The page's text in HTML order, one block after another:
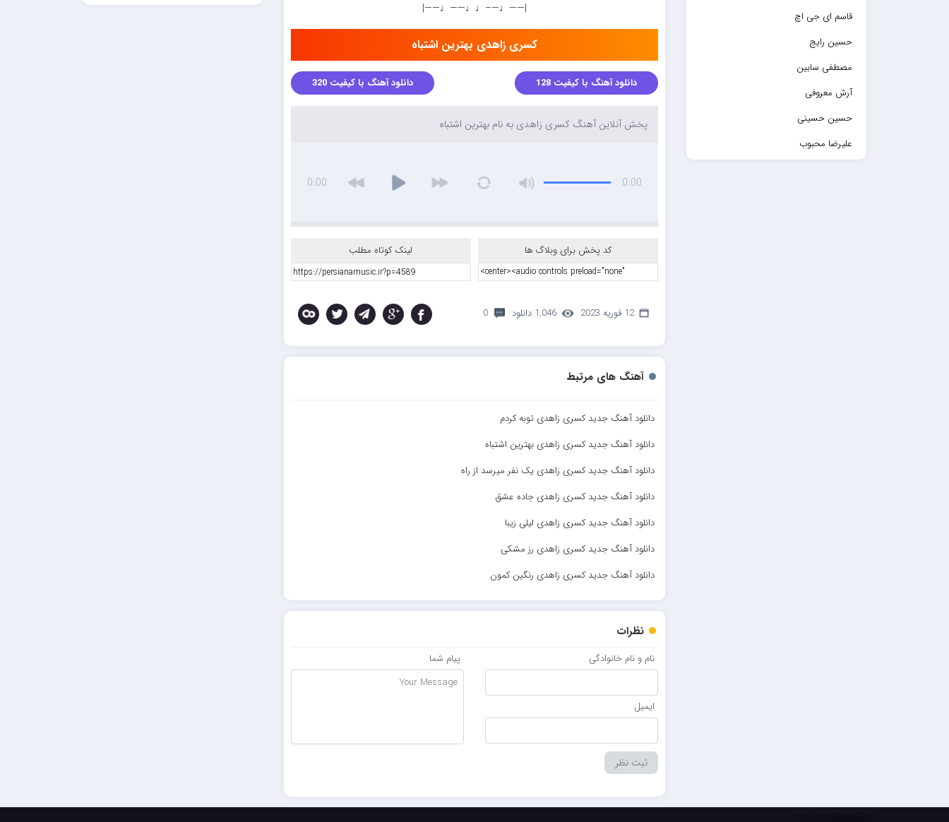
قاسم ای جی اچ
حسین رایج
مصطفی سابین
آرش معروفی
حسین حسینی
علیرضا محبوب
|——♩—–♩♩——♩——|
کسری زاهدی بهترین اشتباه
دانلود آهنگ با کیفیت 128 دانلود آهنگ با کیفیت 320
پخش آنلاین آهنگ کسری زاهدی به نام بهترین اشتباه
0:00
0:00
کد پخش برای وبلاگ ها لینک کوتاه مطلب
12 فوریه 2023 1,046 دانلود 0
آهنگ های مرتبط
دانلود آهنگ جدید کسری زاهدی توبه کردم
دانلود آهنگ جدید کسری زاهدی بهترین اشتباه
دانلود آهنگ جدید کسری زاهدی یک نفر میرسد از راه
دانلود آهنگ جدید کسری زاهدی جاده عشق
دانلود آهنگ جدید کسری زاهدی لیلی زیبا
دانلود آهنگ جدید کسری زاهدی رز مشکی
دانلود آهنگ جدید کسری زاهدی رنگین کمون
نظرات
نام و نام خانوادگی
ایمیل
پیام شما